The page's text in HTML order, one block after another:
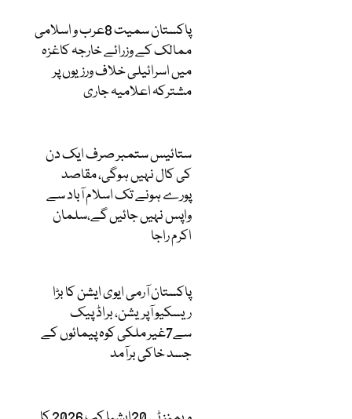
پاکستان سمیت 8عرب و اسلامی
ممالک کے وزرائے خارجہ کاغزہ
میں اسرائیلی خلاف ورزیوں پر
مشترکہ اعلامیہ جاری
ستائیس ستمبر صرف ایک دن
کی کال نہیں ہوگی، مقاصد
پورے ہونے تک اسلام آباد سے
واپس نہیں جائیں گے،سلمان
اکرم راجا
پاکستان آرمی ایوی ایشن کا بڑا
ریسکیو آپریشن، براڈ پیک
سے7غیر ملکی کوہ پیمائوں کے
جسد خاکی برآمد